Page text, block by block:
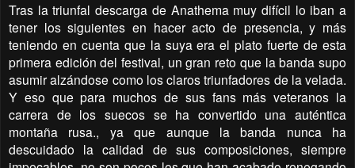
Tras la triunfal descarga de Anathema muy difícil lo iban a
tener los siguientes en hacer acto de presencia, y más
teniendo en cuenta que la suya era el plato fuerte de esta
primera edición del festival, un gran reto que la banda supo
asumir alzándose como los claros triunfadores de la velada.
Y eso que para muchos de sus fans más veteranos la
carrera de los suecos se ha convertido una auténtica
montaña rusa., ya que aunque la banda nunca ha
descuidado la calidad de sus composiciones, siempre